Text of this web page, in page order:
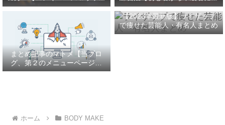
ベース】
るまで】
まとめ記事のマトメ【当ブロ
グ、第２のメニューページで
す】
【2023年最新版】ライザップ
で痩せた芸能人・有名人まとめ
ホーム BODY MAKE